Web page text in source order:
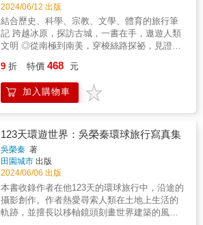
多年宗教的洗禮，又會為他的心靈帶來什麼改
變？&暢銷書《西藏生死書》作者索甲仁波切的
心靈故鄉「宗薩寺」，首度完整公開！作者自
2004年赴西藏求學至今，經歷了許多外人難以
想像的心路歷程，有苦有樂，有喜有悲，樣樣
文化差異、語言隔閡的衝擊，作者仍以樂觀、
幽默、風趣、開放的態度來看待，因而讓他有
機會從不同的視角，看到西藏文化較不為人知
這個感覺既熟悉又陌生的地方，有一番更深刻
的認識。作者在2002年創立了一個部落格，名
為：喇嘛百寶箱。這是一個以藏傳佛教與西藏
文化為主題的原創網誌，一開始以電子報的形
式創刊，用最寫實活潑的方式，記載喇嘛的文
化和生活，有別於一般以宗教法會新聞、傳
播，與特定法師開示為主的宗教網站。「喇嘛
2024/06/12 出版
結合歷史、科學、宗教、文學、體育的旅行筆
記 跨越冰原，探訪古城，一書在手，遨遊人類
文明 ◎從南極到南美，穿梭絲路探祕，見證歷
化碰撞，體會地理與歷史的精彩融合 ◎從昆侖
到羅馬，追尋文明的足跡，揭祕古今文化交織
的故事 【多角度的文化探索】 不僅是一本書，
侖」、「絲路行」、「平路易行」和「跑
步」，將讀者帶入一個跨越科學、宗教、文
學、藝術與體育的全面體驗。此書不僅令人回
味無窮的旅行記憶，同時也是對人類歷史與當
代社會問題的深入剖析。 ▎南方有昆侖──冒險
與發現 「南方有昆侖」以南極洲作為開篇，透
過對這片神祕大陸的描繪，引出對地球最南端
的自然美景和極端氣候的探索。隨後，作者將
9 折 特價 468 元
加入購物車
123天環遊世界：吳榮秦環球旅行寫真集
吳榮秦 著
田園城市 出版
2024/06/06 出版
本書收錄作者在他123天的環球旅行中，沿途的
攝影創作。作者熱愛尋索人類在土地上生活的
軌跡，並擅長以移軸鏡頭刻畫世界建築的風